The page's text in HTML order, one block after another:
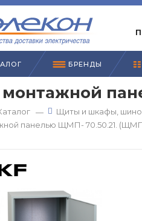
БРЕНДЫ
— Щиты и шкафы,
панелью ЩМП- 70.50.21. (ЩМП-